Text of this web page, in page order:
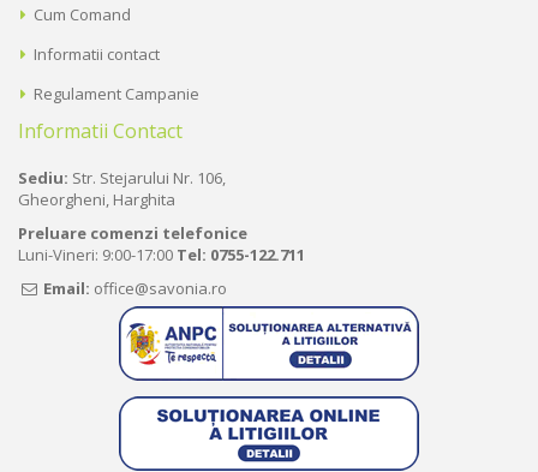
Cum Comand
Informatii contact
Regulament Campanie
Informatii Contact
Sediu: Str. Stejarului Nr. 106,
Gheorgheni, Harghita
Preluare comenzi telefonice
Luni-Vineri: 9:00-17:00 Tel: 0755-122.711
Email: office@savonia.ro